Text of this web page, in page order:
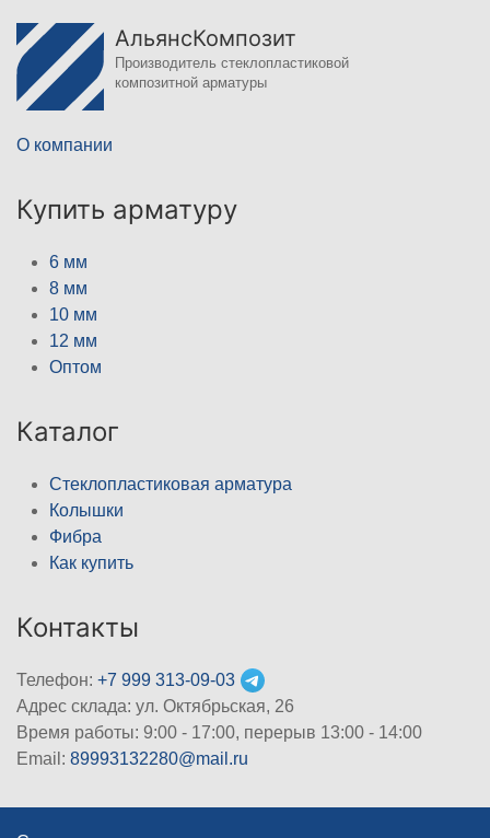
АльянсКомпозит
Производитель стеклопластиковой
композитной арматуры
О компании
Купить арматуру
6 мм
8 мм
10 мм
12 мм
Оптом
Каталог
Стеклопластиковая арматура
Колышки
Фибра
Как купить
Контакты
Телефон: +7 999 313-09-03
Адрес склада: ул. Октябрьская, 26
Время работы: 9:00 - 17:00, перерыв 13:00 - 14:00
Email: 89993132280@mail.ru